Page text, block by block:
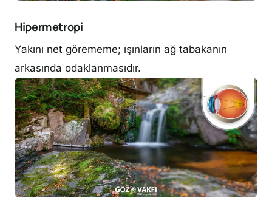
Hipermetropi
Yakını net görememe; ışınların ağ tabakanın
arkasında odaklanmasıdır.